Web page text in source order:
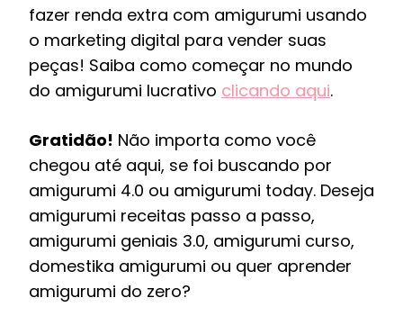
fazer renda extra com amigurumi usando
o marketing digital para vender suas
peças! Saiba como começar no mundo
do amigurumi lucrativo clicando aqui.
Gratidão! Não importa como você
chegou até aqui, se foi buscando por
amigurumi 4.0 ou amigurumi today. Deseja
amigurumi receitas passo a passo,
amigurumi geniais 3.0, amigurumi curso,
domestika amigurumi ou quer aprender
amigurumi do zero?